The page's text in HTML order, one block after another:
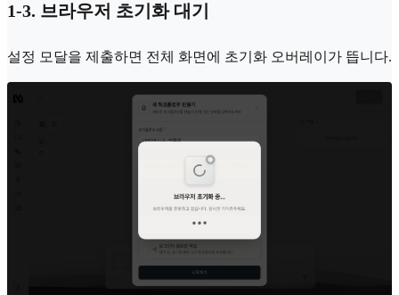
1-3. 브라우저 초기화 대기
설정 모달을 제출하면 전체 화면에 초기화 오버레이가 뜹니다.